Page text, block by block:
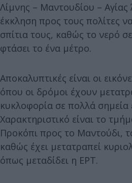
Λίμνης – Μαντουδίου – Αγίας
έκκληση προς τους πολίτες
σπίτια τους, καθώς το νερό
φτάσει το ένα μέτρο.
Αποκαλυπτικές είναι οι
όπου οι δρόμοι έχουν
κυκλοφορία σε πολλά σημεία
Χαρακτηριστικό είναι το
Προκόπι προς το Μαντούδι,
καθώς έχει μετατραπεί
όπως μεταδίδει η ΕΡΤ.